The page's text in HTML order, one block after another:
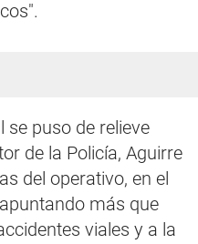
se puso de relieve
de la Policía, Aguirre
del operativo, en el
más que
viales y a la